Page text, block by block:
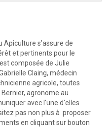
Apiculture s’assure de
et pertinents pour le
composée de Julie
Claing, médecin
agricole, toutes
agronome au
avec l'une d'elles
pas non plus à proposer
en cliquant sur bouton